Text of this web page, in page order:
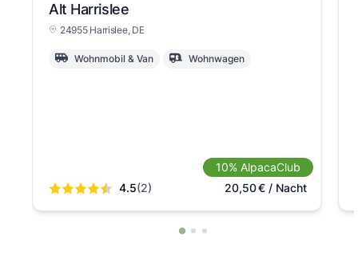
Alt Harrislee
24955 Harrislee, DE
Wohnmobil & Van Wohnwagen
4.5(2)
10% AlpacaClub
20,50€/ Nacht